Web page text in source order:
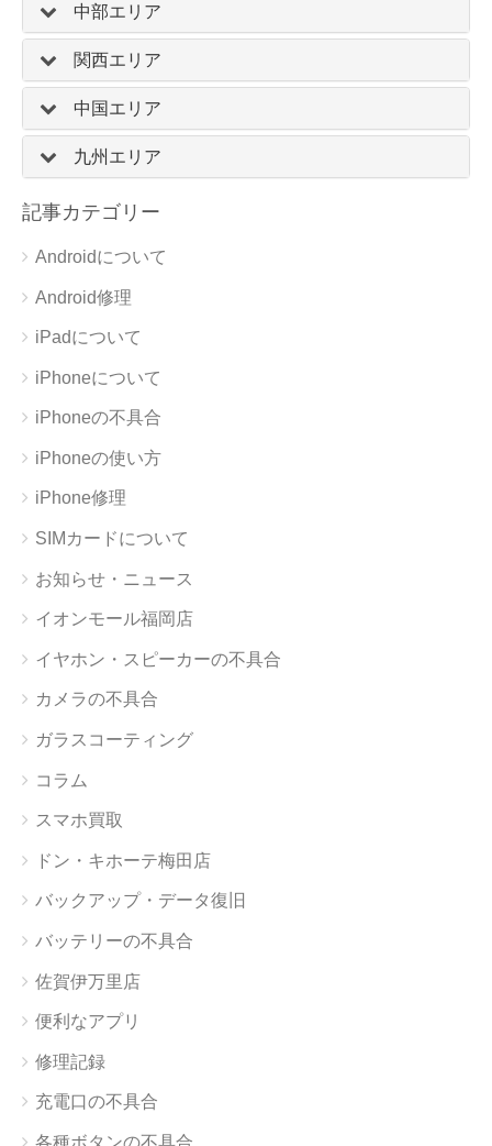
中部エリア
関西エリア
中国エリア
九州エリア
記事カテゴリー
Androidについて
Android修理
iPadについて
iPhoneについて
iPhoneの不具合
iPhoneの使い方
iPhone修理
SIMカードについて
お知らせ・ニュース
イオンモール福岡店
イヤホン・スピーカーの不具合
カメラの不具合
ガラスコーティング
コラム
スマホ買取
ドン・キホーテ梅田店
バックアップ・データ復旧
バッテリーの不具合
佐賀伊万里店
便利なアプリ
修理記録
充電口の不具合
各種ボタンの不具合